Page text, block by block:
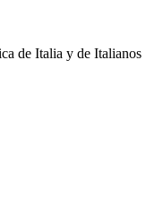
de Italia y de Italianos